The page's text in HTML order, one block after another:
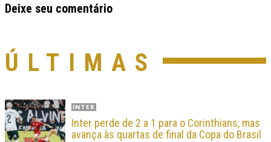
Deixe seu comentário
ÚLTIMAS
INTER
Inter perde de 2 a 1 para o Corinthians, mas
avança às quartas de final da Copa do Brasil